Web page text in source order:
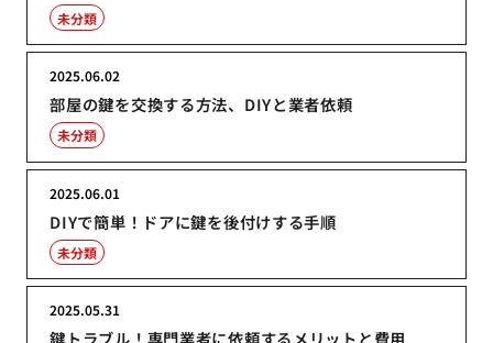
未分類
部屋の鍵を交換する方法、DIYと業者依頼
2025.06.02
未分類
DIYで簡単！ドアに鍵を後付けする手順
2025.06.01
未分類
鍵トラブル！専門業者に依頼するメリットと費用
2025.05.31